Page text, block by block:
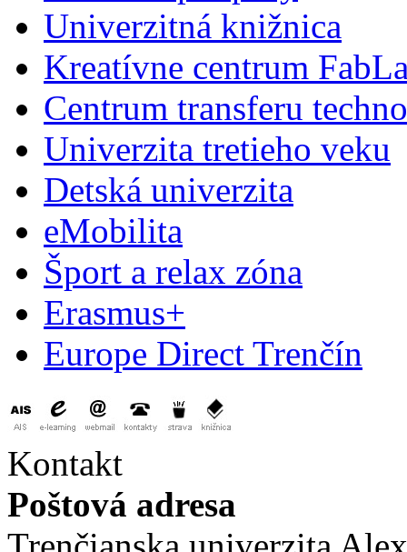
Univerzitná knižnica
Kreatívne centrum
Centrum transferu
Univerzita tretieho veku
Detská univerzita
eMobilita
Šport a relax zóna
Erasmus+
Europe Direct Trenčín
Kontakt
Poštová adresa